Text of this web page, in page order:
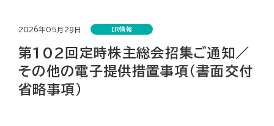
2026年05月29日 IR情報
第102回定時株主総会招集ご通知／
その他の電子提供措置事項（書面交付
省略事項）